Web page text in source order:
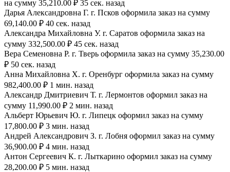
на сумму 35,210.00 ₽ 35 сек. назад
Дарья Александровна Г. г. Псков оформила заказ на сумму
69,140.00 ₽ 40 сек. назад
Александра Михайловна У. г. Саратов оформила заказ на
сумму 332,500.00 ₽ 45 сек. назад
Вера Семеновна Р. г. Тверь оформила заказ на сумму 35,230.00
₽ 50 сек. назад
Анна Михайловна Х. г. Оренбург оформила заказ на сумму
982,400.00 ₽ 1 мин. назад
Александр Дмитриевич Т. г. Лермонтов оформил заказ на
сумму 11,990.00 ₽ 2 мин. назад
Альберт Юрьевич Ю. г. Липецк оформил заказ на сумму
17,800.00 ₽ 3 мин. назад
Андрей Александрович З. г. Лобня оформил заказ на сумму
36,900.00 ₽ 4 мин. назад
Антон Сергеевич К. г. Лыткарино оформил заказ на сумму
28,200.00 ₽ 5 мин. назад